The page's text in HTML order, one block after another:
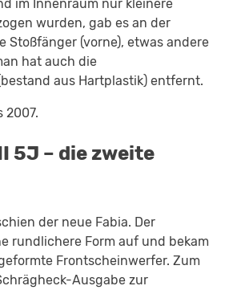
im Innenraum nur kleinere
wurden, gab es an der
Stoßfänger (vorne), etwas andere
hat auch die
aus Hartplastik) entfernt.
2007.
5J – die zweite
der neue Fabia. Der
rundlichere Form auf und bekam
Frontscheinwerfer. Zum
Ausgabe zur